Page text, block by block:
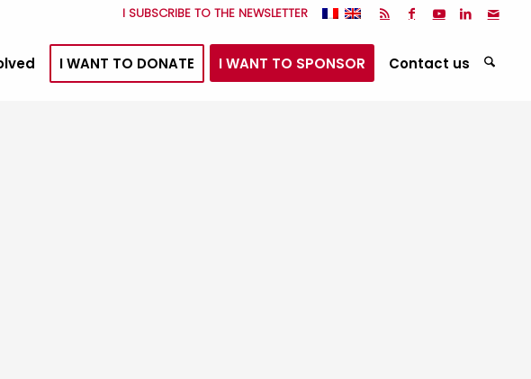
I SUBSCRIBE TO THE NEWSLETTER
I WANT TO DONATE I WANT TO SPONSOR Contact us